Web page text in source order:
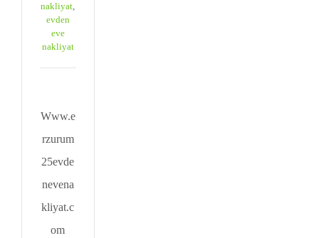
nakliyat,
evden
eve
nakliyat
Www.e
rzurum
25evde
nevena
kliyat.c
om